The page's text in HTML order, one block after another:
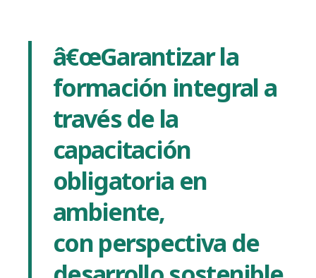
â€œGarantizar la
formación integral a
través de la
capacitación
obligatoria en
ambiente,
conperspectiva de